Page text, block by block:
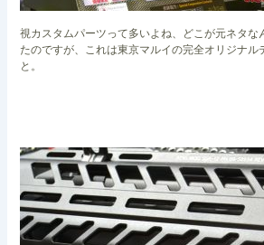
視カスタムパーツって多いよね、どこが元ネタな
たのですが、これは東京マルイの完全オリジナル
と。